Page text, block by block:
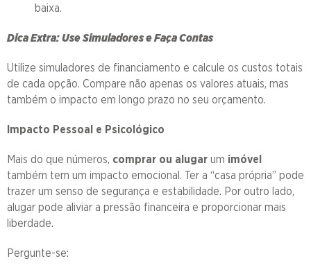
baixa.
Dica Extra: Use Simuladores e Faça Contas
Utilize simuladores de financiamento e calcule os custos totais
de cada opção. Compare não apenas os valores atuais, mas
também o impacto em longo prazo no seu orçamento.
Impacto Pessoal e Psicológico
Mais do que números, comprar ou alugar um imóvel
também tem um impacto emocional. Ter a “casa própria” pode
trazer um senso de segurança e estabilidade. Por outro lado,
alugar pode aliviar a pressão financeira e proporcionar mais
liberdade.
Pergunte-se: